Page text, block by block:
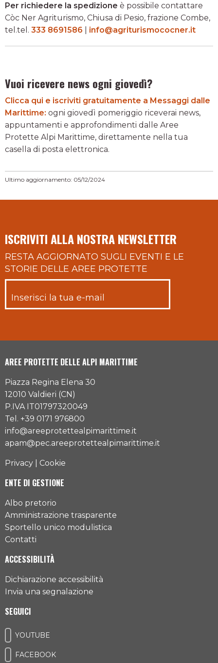
Per richiedere la spedizione è possibile contattare
Còc Ner Agriturismo, Chiusa di Pesio, frazione Combe,
tel.tel. 333 8691586 info@agriturismococner.it
Vuoi ricevere news ogni giovedì?
Clicca qui e iscriviti gratuitamente a Messaggi dalle
Marittime: ogni giovedì pomeriggio riceverai news,
appuntamenti e approfondimenti dalle Aree
Protette Alpi Marittime, direttamente nella tua
casella di posta elettronica.
Ultimo aggiornamento: 05/12/2024
ISCRIVITI ALLA NOSTRA NEWSLETTER
RESTA AGGIORNATO SUGLI EVENTI E LE
STORIE DELLE AREE PROTETTE
AREE PROTETTE DELLE ALPI MARITTIME
Piazza Regina Elena 30
12010 Valdieri (CN)
P.IVA IT01797320049
Tel. +39 0171 976800
info@areeprotettealpimarittime.it
apam@pec.areeprotettealpimarittime.it
Privacy Cookie
ENTE DI GESTIONE
Albo pretorio
Amministrazione trasparente
Sportello unico modulistica
Contatti
ACCESSIBILITÀ
Dichiarazione accessibilità
Invia una segnalazione
SEGUICI
YOUTUBE
FACEBOOK